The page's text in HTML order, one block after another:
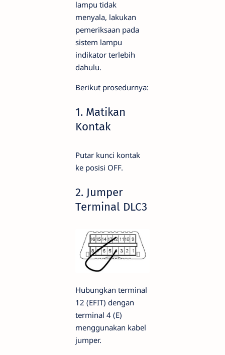
lampu tidak
menyala, lakukan
pemeriksaan pada
sistem lampu
indikator terlebih
dahulu.
Berikut prosedurnya:
1. Matikan
Kontak
Putar kunci kontak
ke posisi OFF.
2. Jumper
Terminal DLC3
Hubungkan terminal
12 (EFIT) dengan
terminal 4 (E)
menggunakan kabel
jumper.